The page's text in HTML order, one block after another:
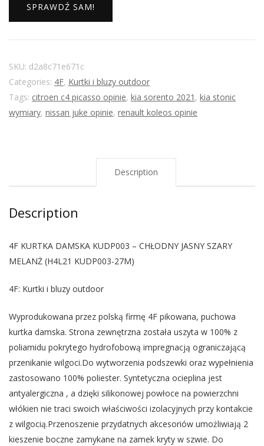
SPRAWDŹ SAM!
SKU: d2a8c71e671c
Categories: 4F, Kurtki i bluzy outdoor
Tags: citroen c4 picasso opinie, kia sorento 2021 , kia stonic
wymiary, nissan juke opinie, renault koleos opinie
Description
Description
4F KURTKA DAMSKA KUDP003 – CHŁODNY JASNY SZARY
MELANŻ (H4L21 KUDP003-27M)
4F: Kurtki i bluzy outdoor
Wyprodukowana przez polską firmę 4F pikowana, puchowa
kurtka damska. Strona zewnętrzna została uszyta w 100% z
poliamidu pokrytego hydrofobową impregnacją ograniczającą
przenikanie wilgoci.Do wytworzenia podszewki oraz wypełnienia
zastosowano 100% poliester. Syntetyczna ocieplina jest
antyalergiczna , a dzięki silikonowej powłoce na powierzchni
włókien nie traci swoich właściwości izolacyjnych przy kontakcie
z wilgocią.Przenoszenie przydatnych akcesoriów umożliwiają 2
kieszenie boczne zamykane na zamek kryty w szwie. Do